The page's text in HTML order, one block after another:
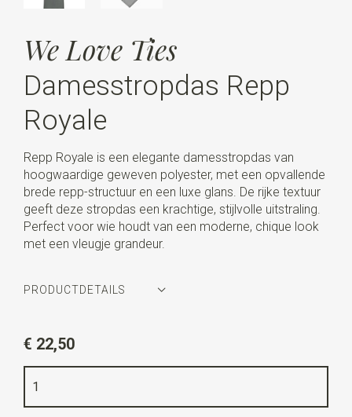
We Love Ties
Damesstropdas Repp
Royale
Repp Royale is een elegante damesstropdas van
hoogwaardige geweven polyester, met een opvallende
brede repp-structuur en een luxe glans. De rijke textuur
geeft deze stropdas een krachtige, stijlvolle uitstraling.
Perfect voor wie houdt van een moderne, chique look
met een vleugje grandeur.
PRODUCTDETAILS
zilvergrijs
Kwaliteit
€ 22,50